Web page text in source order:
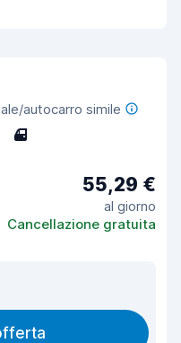
autocarro simile
4
55,29 €
al giorno
Cancellazione gratuita